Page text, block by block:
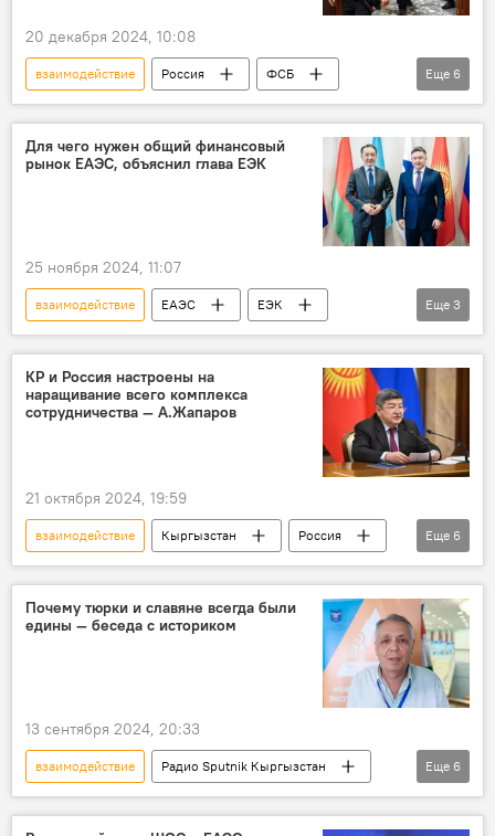
20 декабря 2024, 10:08
взаимодействие Россия
ФСБ
спецслужбы
Узбекистан
убийство
расследование
теракт
Еще 6
Для чего нужен общий финансовый
рынок ЕАЭС, объяснил глава ЕЭК
25 ноября 2024, 11:07
взаимодействие ЕАЭС
ЕЭК
Бакытжан Сагинтаев
финансы
рынок
Еще 3
КР и Россия настроены на
наращивание всего комплекса
сотрудничества — А.Жапаров
21 октября 2024, 19:59
взаимодействие Кыргызстан
Россия
Москва
заседание
Михаил Мишустин
Акылбек Жапаров
сотрудничество
наращивание
Еще 6
Почему тюрки и славяне всегда были
едины — беседа с историком
13 сентября 2024, 20:33
взаимодействие
Радио Sputnik Кыргызстан
Евразия
славяне
тюрки
единство Особый акцент
Еще 6